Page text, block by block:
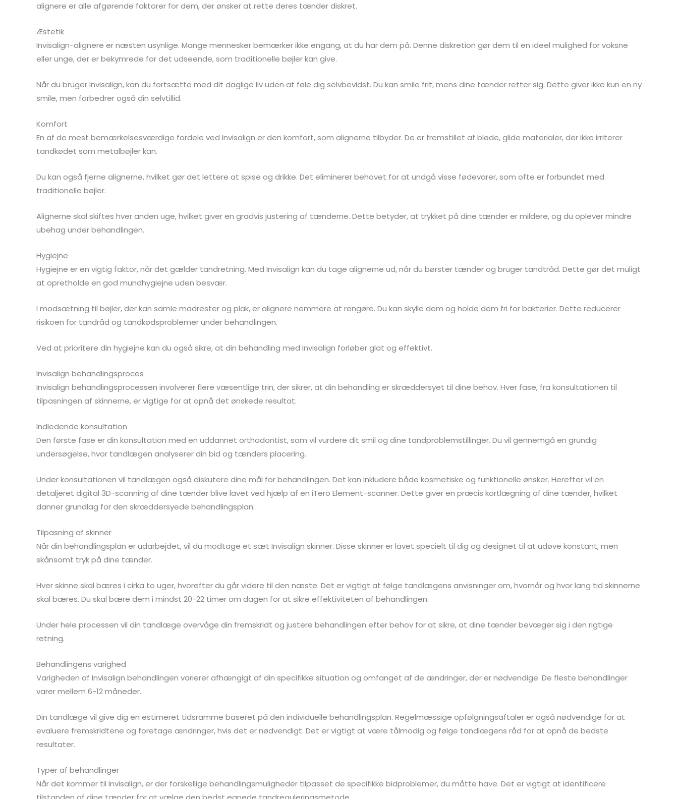
alignere er alle afgørende faktorer for dem, der ønsker at rette deres tænder diskret.
Æstetik
Invisalign-alignere er næsten usynlige. Mange mennesker bemærker ikke engang, at du har dem på. Denne diskretion gør dem til en ideel mulighed for voksne
eller unge, der er bekymrede for det udseende, som traditionelle bøjler kan give.
Når du bruger Invisalign, kan du fortsætte med dit daglige liv uden at føle dig selvbevidst. Du kan smile frit, mens dine tænder retter sig. Dette giver ikke kun en ny
smile, men forbedrer også din selvtillid.
Komfort
En af de mest bemærkelsesværdige fordele ved Invisalign er den komfort, som alignerne tilbyder. De er fremstillet af bløde, glide materialer, der ikke irriterer
tandkødet som metalbøjler kan.
Du kan også fjerne alignerne, hvilket gør det lettere at spise og drikke. Det eliminerer behovet for at undgå visse fødevarer, som ofte er forbundet med
traditionelle bøjler.
Alignerne skal skiftes hver anden uge, hvilket giver en gradvis justering af tænderne. Dette betyder, at trykket på dine tænder er mildere, og du oplever mindre
ubehag under behandlingen.
Hygiejne
Hygiejne er en vigtig faktor, når det gælder tandretning. Med Invisalign kan du tage alignerne ud, når du børster tænder og bruger tandtråd. Dette gør det muligt
at opretholde en god mundhygiejne uden besvær.
I modsætning til bøjler, der kan samle madrester og plak, er alignere nemmere at rengøre. Du kan skylle dem og holde dem fri for bakterier. Dette reducerer
risikoen for tandråd og tandkødsproblemer under behandlingen.
Ved at prioritere din hygiejne kan du også sikre, at din behandling med Invisalign forløber glat og effektivt.
Invisalign behandlingsproces
Invisalign behandlingsprocessen involverer flere væsentlige trin, der sikrer, at din behandling er skræddersyet til dine behov. Hver fase, fra konsultationen til
tilpasningen af skinnerne, er vigtige for at opnå det ønskede resultat.
Indledende konsultation
Den første fase er din konsultation med en uddannet orthodontist, som vil vurdere dit smil og dine tandproblemstillinger. Du vil gennemgå en grundig
undersøgelse, hvor tandlægen analyserer din bid og tænders placering.
Under konsultationen vil tandlægen også diskutere dine mål for behandlingen. Det kan inkludere både kosmetiske og funktionelle ønsker. Herefter vil en
detaljeret digital 3D-scanning af dine tænder blive lavet ved hjælp af en iTero Element-scanner. Dette giver en præcis kortlægning af dine tænder, hvilket
danner grundlag for den skræddersyede behandlingsplan.
Tilpasning af skinner
Når din behandlingsplan er udarbejdet, vil du modtage et sæt Invisalign skinner. Disse skinner er lavet specielt til dig og designet til at udøve konstant, men
skånsomt tryk på dine tænder.
Hver skinne skal bæres i cirka to uger, hvorefter du går videre til den næste. Det er vigtigt at følge tandlægens anvisninger om, hvornår og hvor lang tid skinnerne
skal bæres. Du skal bære dem i mindst 20-22 timer om dagen for at sikre effektiviteten af behandlingen.
Under hele processen vil din tandlæge overvåge din fremskridt og justere behandlingen efter behov for at sikre, at dine tænder bevæger sig i den rigtige
retning.
Behandlingens varighed
Varigheden af Invisalign behandlingen varierer afhængigt af din specifikke situation og omfanget af de ændringer, der er nødvendige. De fleste behandlinger
varer mellem 6-12 måneder.
Din tandlæge vil give dig en estimeret tidsramme baseret på den individuelle behandlingsplan. Regelmæssige opfølgningsaftaler er også nødvendige for at
evaluere fremskridtene og foretage ændringer, hvis det er nødvendigt. Det er vigtigt at være tålmodig og følge tandlægens råd for at opnå de bedste
resultater.
Typer af behandlinger
Når det kommer til Invisalign, er der forskellige behandlingsmuligheder tilpasset de specifikke bidproblemer, du måtte have. Det er vigtigt at identificere